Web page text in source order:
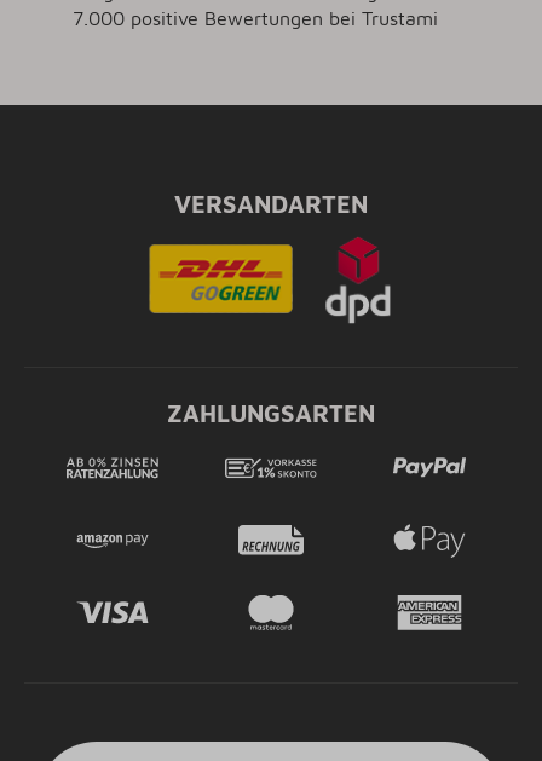
7.000 positive Bewertungen bei Trustami
VERSANDARTEN
ZAHLUNGSARTEN